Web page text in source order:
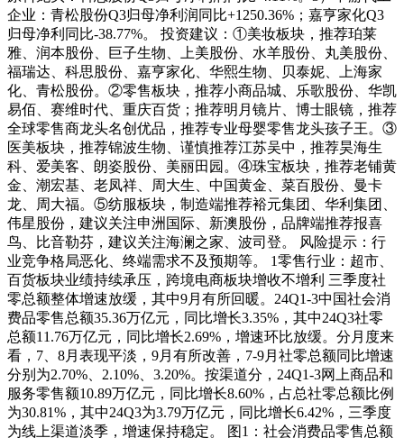
企业：青松股份Q3归母净利润同比+1250.36%；嘉亨家化Q3
归母净利同比-38.77%。 投资建议：①美妆板块，推荐珀莱
雅、润本股份、巨子生物、上美股份、水羊股份、丸美股份、
福瑞达、科思股份、嘉亨家化、华熙生物、贝泰妮、上海家
化、青松股份。②零售板块，推荐小商品城、乐歌股份、华凯
易佰、赛维时代、重庆百货；推荐明月镜片、博士眼镜，推荐
全球零售商龙头名创优品，推荐专业母婴零售龙头孩子王。③
医美板块，推荐锦波生物、谨慎推荐江苏吴中，推荐昊海生
科、爱美客、朗姿股份、美丽田园。④珠宝板块，推荐老铺黄
金、潮宏基、老凤祥、周大生、中国黄金、菜百股份、曼卡
龙、周大福。⑤纺服板块，制造端推荐裕元集团、华利集团、
伟星股份，建议关注申洲国际、新澳股份，品牌端推荐报喜
鸟、比音勒芬，建议关注海澜之家、波司登。 风险提示：行
业竞争格局恶化、终端需求不及预期等。 1零售行业：超市、
百货板块业绩持续承压，跨境电商板块增收不增利 三季度社
零总额整体增速放缓，其中9月有所回暖。24Q1-3中国社会消
费品零售总额35.36万亿元，同比增长3.35%，其中24Q3社零
总额11.76万亿元，同比增长2.69%，增速环比放缓。分月度来
看，7、8月表现平淡，9月有所改善，7-9月社零总额同比增速
分别为2.70%、2.10%、3.20%。按渠道分，24Q1-3网上商品和
服务零售额10.89万亿元，同比增长8.60%，占总社零总额比例
为30.81%，其中24Q3为3.79万亿元，同比增长6.42%，三季度
为线上渠道淡季，增速保持稳定。 图1：社会消费品零售总额